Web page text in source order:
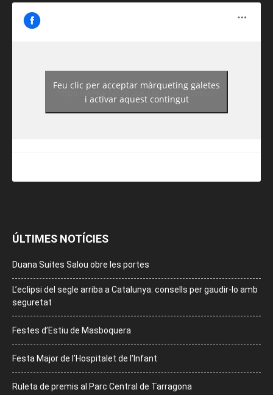
https://www.facebook.com/guiadereus/
Feu clic per acceptar màrqueting galetes
i activar aquest contingut
ÚLTIMES NOTÍCIES
Duana Suites Salou obre les portes
L’eclipsi del segle arriba a Catalunya: consells per gaudir-lo amb
seguretat
Festes d’Estiu de Masboquera
Festa Major de l’Hospitalet de l’Infant
Ruleta de premis al Parc Central de Tarragona